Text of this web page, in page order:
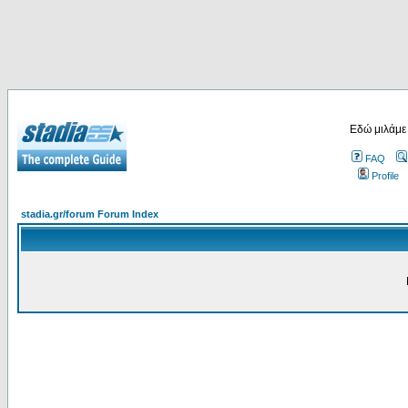
Εδώ
FAQ
Profile
stadia.gr/forum Forum Index